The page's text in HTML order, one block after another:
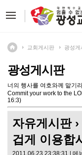
교회게시판 광성게
광성게시판
너의 행사를 여호와께 맡기
Commit your work to the
16:3)
자유게시판›
겁게 이용합
2011.06.23 23:38:31 | 메